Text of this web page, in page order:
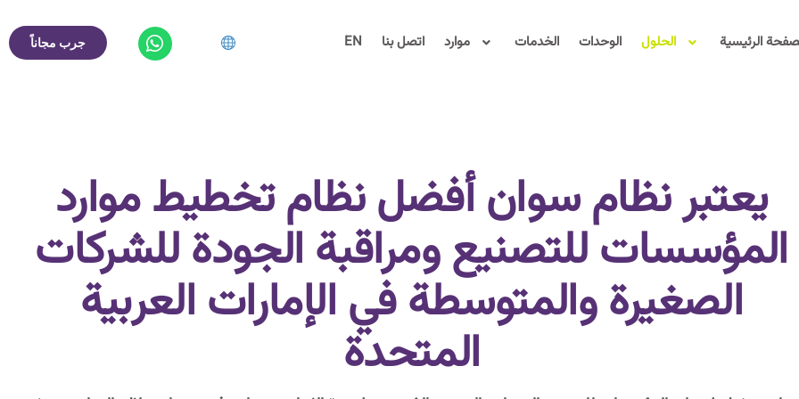
جرب مجاناً EN اتصل بنا موارد الخدمات الوحدات الحلول الرئيسية
يعتبر نظام سوان أفضل نظام تخطيط موارد
المؤسسات للتصنيع ومراقبة الجودة للشركات
الصغيرة والمتوسطة في الإمارات العربية
المتحدة